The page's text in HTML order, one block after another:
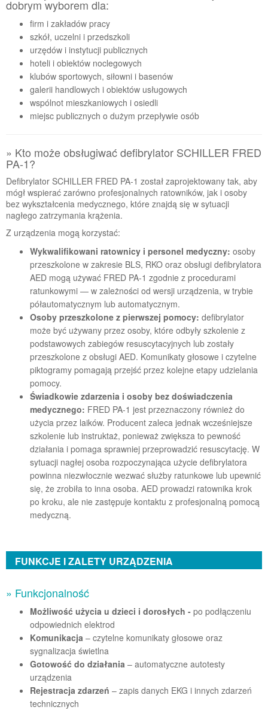
dobrym wyborem dla:
firm i zakładów pracy
szkół, uczelni i przedszkoli
urzędów i instytucji publicznych
hoteli i obiektów noclegowych
klubów sportowych, siłowni i basenów
galerii handlowych i obiektów usługowych
wspólnot mieszkaniowych i osiedli
miejsc publicznych o dużym przepływie osób
» Kto może obsługiwać defibrylator SCHILLER FRED
PA-1?
Defibrylator SCHILLER FRED PA-1 został zaprojektowany tak, aby
mógł wspierać zarówno profesjonalnych ratowników, jak i osoby
bez wykształcenia medycznego, które znajdą się w sytuacji
nagłego zatrzymania krążenia.
Z urządzenia mogą korzystać:
Wykwalifikowani ratownicy i personel medyczny: osoby
przeszkolone w zakresie BLS, RKO oraz obsługi defibrylatora
AED mogą używać FRED PA-1 zgodnie z procedurami
ratunkowymi — w zależności od wersji urządzenia, w trybie
półautomatycznym lub automatycznym.
Osoby przeszkolone z pierwszej pomocy: defibrylator
może być używany przez osoby, które odbyły szkolenie z
podstawowych zabiegów resuscytacyjnych lub zostały
przeszkolone z obsługi AED. Komunikaty głosowe i czytelne
piktogramy pomagają przejść przez kolejne etapy udzielania
pomocy.
Świadkowie zdarzenia i osoby bez doświadczenia
medycznego: FRED PA-1 jest przeznaczony również do
użycia przez laików. Producent zaleca jednak wcześniejsze
szkolenie lub instruktaż, ponieważ zwiększa to pewność
działania i pomaga sprawniej przeprowadzić resuscytację. W
sytuacji nagłej osoba rozpoczynająca użycie defibrylatora
powinna niezwłocznie wezwać służby ratunkowe lub upewnić
się, że zrobiła to inna osoba. AED prowadzi ratownika krok
po kroku, ale nie zastępuje kontaktu z profesjonalną pomocą
medyczną.
FUNKCJE I ZALETY URZĄDZENIA
» Funkcjonalność
Możliwość użycia u dzieci i dorosłych - po podłączeniu
odpowiednich elektrod
Komunikacja – czytelne komunikaty głosowe oraz
sygnalizacja świetlna
Gotowość do działania – automatyczne autotesty
urządzenia
Rejestracja zdarzeń – zapis danych EKG i innych zdarzeń
technicznych